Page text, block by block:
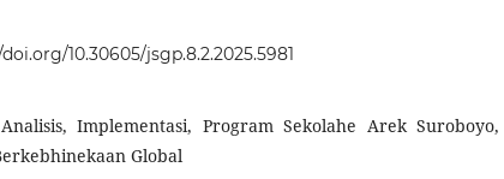
10.30605/jsgp.8.2.2025.5981
Analisis, Implementasi, Program Sekolahe Arek Suroboyo,
Global